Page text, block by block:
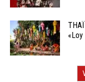
«Loy